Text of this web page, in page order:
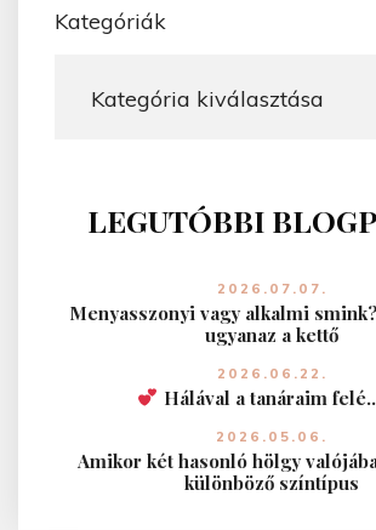
Kategóriák
LEGUTÓBBI
Menyasszonyi vagy alkalmi
ugyanaz a kettő
2026.07.07.
Hálával a tanáraim
2026.06.22.
Amikor két hasonló hölgy
különböző színtípus
2026.05.06.